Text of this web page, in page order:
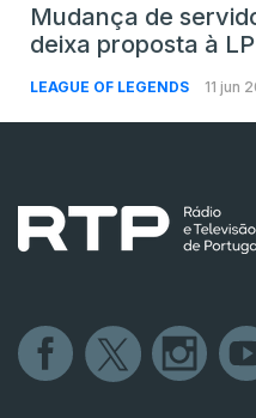
Mudança de
deixa proposta à
LEAGUE OF LEGENDS 11 jun